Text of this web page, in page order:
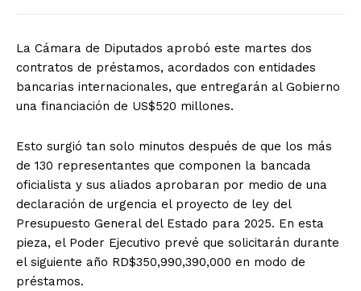
La Cámara de Diputados aprobó este martes dos
contratos de préstamos, acordados con entidades
bancarias internacionales, que entregarán al Gobierno
una financiación de US$520 millones.
Esto surgió tan solo minutos después de que los más
de 130 representantes que componen la bancada
oficialista y sus aliados aprobaran por medio de una
declaración de urgencia el proyecto de ley del
Presupuesto General del Estado para 2025. En esta
pieza, el Poder Ejecutivo prevé que solicitarán durante
el siguiente año RD$350,990,390,000 en modo de
préstamos.